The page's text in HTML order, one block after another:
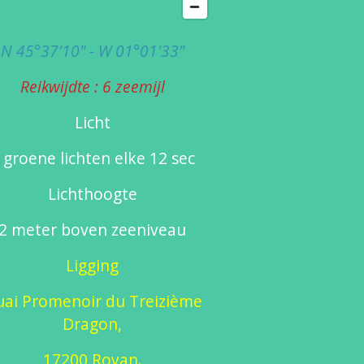
N 45°37'10" - W 01°01'33"
Reikwijdte : 6 zeemijl
Licht
lichten elke 12 sec
Lichthoogte
meter boven zeeniveau
Ligging
Promenoir du Treizième
Dragon,